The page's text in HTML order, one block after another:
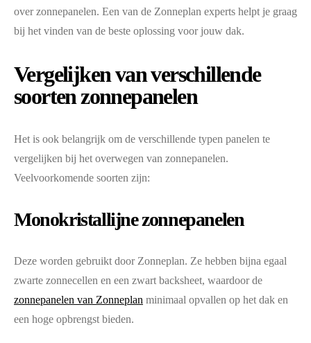
over zonnepanelen. Een van de Zonneplan experts helpt je graag
bij het vinden van de beste oplossing voor jouw dak.
Vergelijken van verschillende
soorten zonnepanelen
Het is ook belangrijk om de verschillende typen panelen te
vergelijken bij het overwegen van zonnepanelen.
Veelvoorkomende soorten zijn:
Monokristallijne zonnepanelen
Deze worden gebruikt door Zonneplan. Ze hebben bijna egaal
zwarte zonnecellen en een zwart backsheet, waardoor de
zonnepanelen van Zonneplan minimaal opvallen op het dak en
een hoge opbrengst bieden.